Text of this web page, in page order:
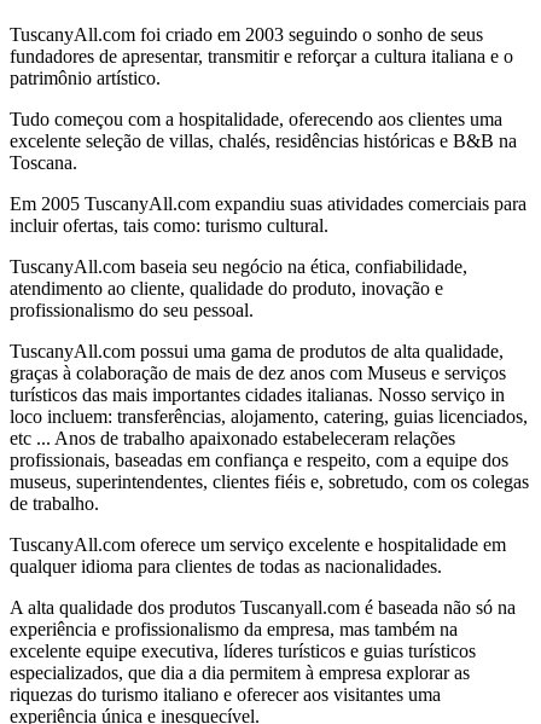
TuscanyAll.com foi criado em 2003 seguindo o sonho de seus
fundadores de apresentar, transmitir e reforçar a cultura italiana e o
patrimônio artístico.
Tudo começou com a hospitalidade, oferecendo aos clientes uma
excelente seleção de villas, chalés, residências históricas e B&B na
Toscana.
Em 2005 TuscanyAll.com expandiu suas atividades comerciais para
incluir ofertas, tais como: turismo cultural.
TuscanyAll.com baseia seu negócio na ética, confiabilidade,
atendimento ao cliente, qualidade do produto, inovação e
profissionalismo do seu pessoal.
TuscanyAll.com possui uma gama de produtos de alta qualidade,
graças à colaboração de mais de dez anos com Museus e serviços
turísticos das mais importantes cidades italianas. Nosso serviço in
loco incluem: transferências, alojamento, catering, guias licenciados,
etc ... Anos de trabalho apaixonado estabeleceram relações
profissionais, baseadas em confiança e respeito, com a equipe dos
museus, superintendentes, clientes fiéis e, sobretudo, com os colegas
de trabalho.
TuscanyAll.com oferece um serviço excelente e hospitalidade em
qualquer idioma para clientes de todas as nacionalidades.
A alta qualidade dos produtos Tuscanyall.com é baseada não só na
experiência e profissionalismo da empresa, mas também na
excelente equipe executiva, líderes turísticos e guias turísticos
especializados, que dia a dia permitem à empresa explorar as
riquezas do turismo italiano e oferecer aos visitantes uma
experiência única e inesquecível.